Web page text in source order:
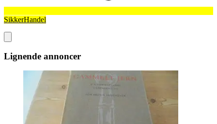
SikkerHandel
Lignende annoncer